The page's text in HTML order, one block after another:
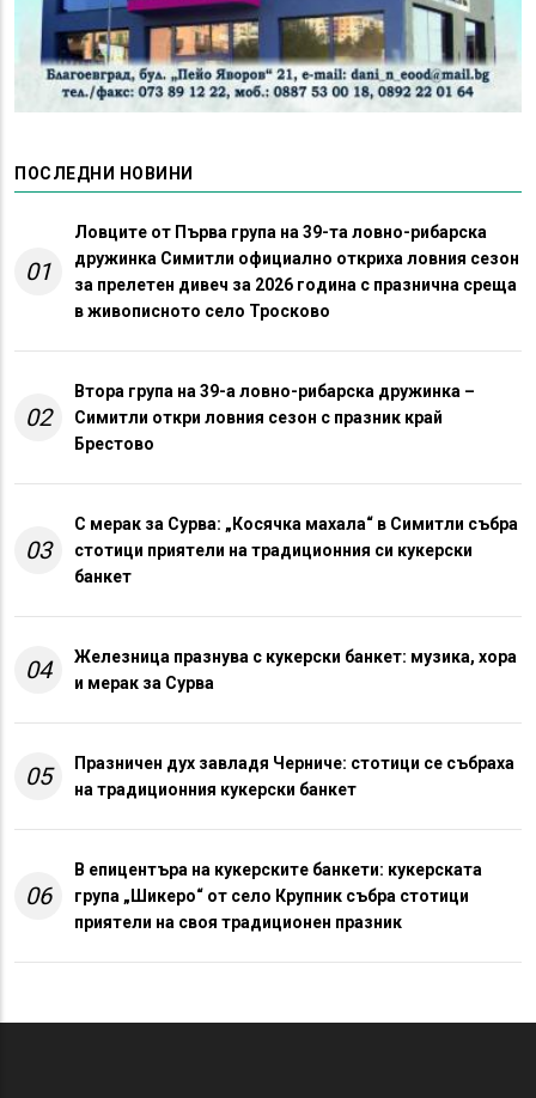
ПОСЛЕДНИ НОВИНИ
01
Ловците от Първа група на 39-та ловно-рибарска
дружинка Симитли официално откриха ловния сезон
за прелетен дивеч за 2026 година с празнична среща
в живописното село Тросково
02
Втора група на 39-а ловно-рибарска дружинка –
Симитли откри ловния сезон с празник край
Брестово
03
С мерак за Сурва: „Косячка махала“ в Симитли събра
стотици приятели на традиционния си кукерски
банкет
04
Железница празнува с кукерски банкет: музика, хора
и мерак за Сурва
05
Празничен дух завладя Черниче: стотици се събраха
на традиционния кукерски банкет
06
В епицентъра на кукерските банкети: кукерската
група „Шикеро“ от село Крупник събра стотици
приятели на своя традиционен празник